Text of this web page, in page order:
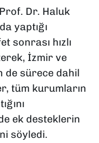
Dr. Haluk
yaptığı
sonrası hızlı
İzmir ve
de sürece dahil
tüm kurumların
ek desteklerin
söyledi.